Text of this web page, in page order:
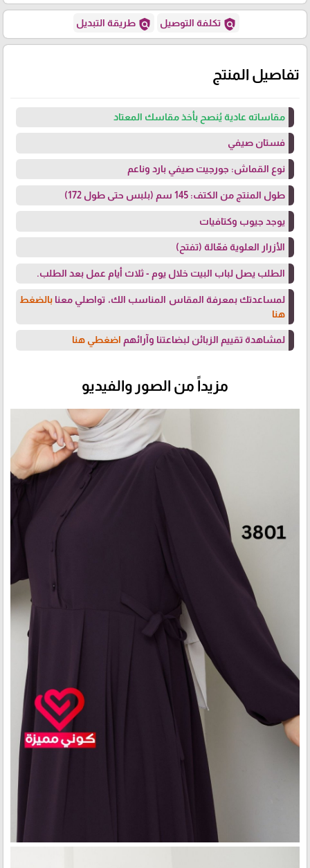
policy تكلفة التوصيل policy طريقة التبديل
تفاصيل المنتج
مقاساته عادية يُنصح بأخذ مقاسك المعتاد
فستان صيفي
نوع القماش: جورجيت صيفي بارد وناعم
طول المنتج من الكتف: 145 سم (بلبس حتى طول 172)
يوجد جيوب وكتافيات
الأزرار العلوية فعّالة (تفتح)
الطلب يصل لباب البيت خلال يوم - ثلاث أيام عمل بعد الطلب.
لمساعدتك بمعرفة المقاس المناسب الك، تواصلي معنابالضغط
هنا
لمشاهدة تقييم الزبائن لبضاعتنا وآرائهم اضغطي هنا
مزيداً من الصور والفيديو